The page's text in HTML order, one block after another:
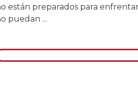
están preparados para
puedan ...